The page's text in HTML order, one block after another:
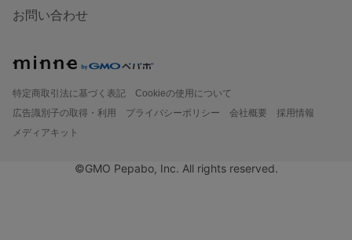
お問い合わせ
特定商取引法に基づく表記
Cookieの使用について
広告識別子の取得・利用
プライバシーポリシー 会社概要
採用情報
メディアキット
©GMO Pepabo, Inc. All rights reserved.